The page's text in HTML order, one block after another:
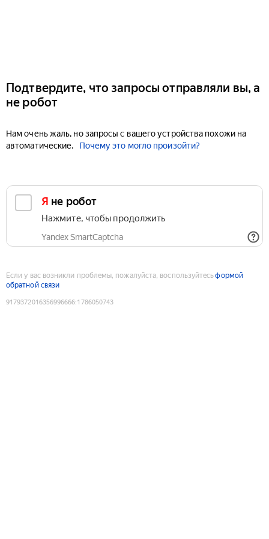
Подтвердите, что запросы отправляли вы, а
не робот
Нам очень жаль, но запросы с вашего устройства похожи на
автоматические.
Почему это могло произойти?
Я не робот
Нажмите, чтобы продолжить
Yandex SmartCaptcha
Если у вас возникли проблемы, пожалуйста, воспользуйтесьформой
обратной связи
9179372016356996666:1786050743